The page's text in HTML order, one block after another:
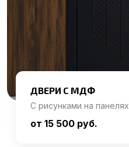
ДВЕРИ С МДФ
С рисунками на панелях
от 15 500 руб.